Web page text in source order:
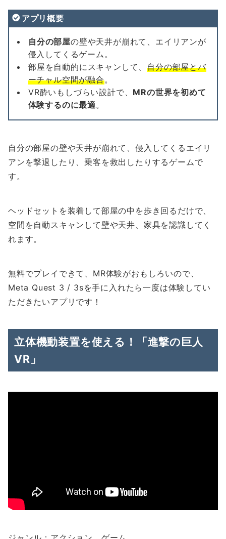
アプリ概要
自分の部屋の壁や天井が崩れて、エイリアンが
侵入してくるゲーム。
部屋を自動的にスキャンして、自分の部屋とバ
ーチャル空間が融合。
VR酔いもしづらい設計で、 MRの世界を初めて
体験するのに最適。
自分の部屋の壁や天井が崩れて、侵入してくるエイリ
アンを撃退したり、乗客を救出したりするゲームで
す。
ヘッドセットを装着して部屋の中を歩き回るだけで、
空間を自動スキャンして壁や天井、家具を認識してく
れます。
無料でプレイできて、MR体験がおもしろいので、
Meta Quest 3 / 3sを手に入れたら一度は体験してい
ただきたいアプリです！
立体機動装置を使える！「進撃の巨人
VR」